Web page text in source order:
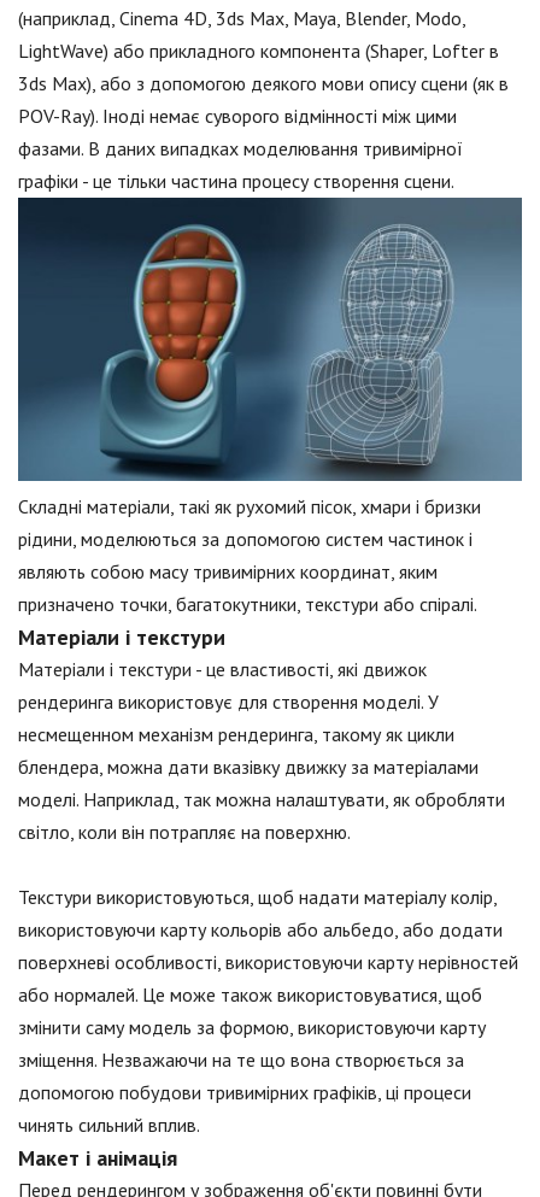
(наприклад, Cinema 4D, 3ds Max, Maya, Blender, Modo,
LightWave) або прикладного компонента (Shaper, Lofter в
3ds Max), або з допомогою деякого мови опису сцени (як в
POV-Ray). Іноді немає суворого відмінності між цими
фазами. В даних випадках моделювання тривимірної
графіки - це тільки частина процесу створення сцени.
Складні матеріали, такі як рухомий пісок, хмари і бризки
рідини, моделюються за допомогою систем частинок і
являють собою масу тривимірних координат, яким
призначено точки, багатокутники, текстури або спіралі.
Матеріали і текстури
Матеріали і текстури - це властивості, які движок
рендеринга використовує для створення моделі. У
несмещенном механізм рендеринга, такому як цикли
блендера, можна дати вказівку движку за матеріалами
моделі. Наприклад, так можна налаштувати, як обробляти
світло, коли він потрапляє на поверхню.
Текстури використовуються, щоб надати матеріалу колір,
використовуючи карту кольорів або альбедо, або додати
поверхневі особливості, використовуючи карту нерівностей
або нормалей. Це може також використовуватися, щоб
змінити саму модель за формою, використовуючи карту
зміщення. Незважаючи на те що вона створюється за
допомогою побудови тривимірних графіків, ці процеси
чинять сильний вплив.
Макет і анімація
Перед рендерингом у зображення об'єкти повинні бути